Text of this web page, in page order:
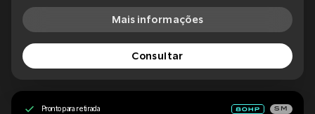
Mais informações
Consultar
Pronto para retirada SM